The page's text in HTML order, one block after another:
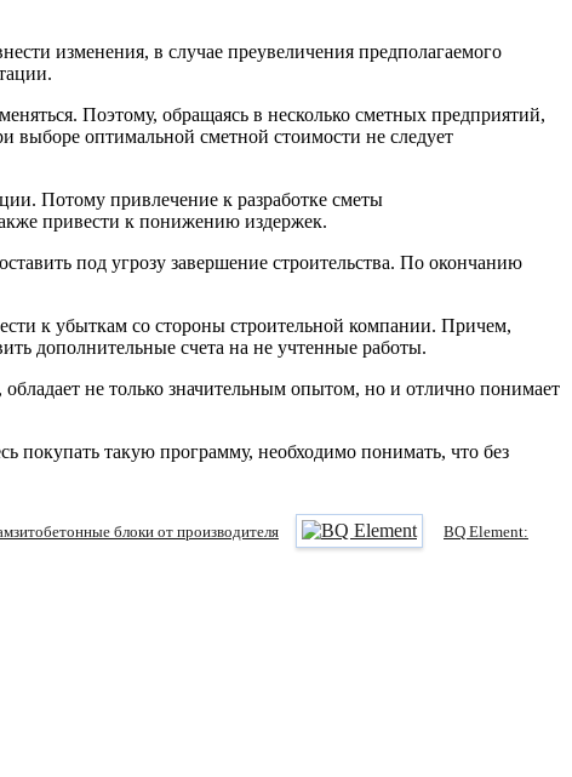
изменения, в случае преувеличения предполагаемого
Поэтому, обращаясь в несколько сметных предприятий,
выборе оптимальной сметной стоимости не следует
Потому привлечение к разработке сметы
привести к понижению издержек.
под угрозу завершение строительства. По окончанию
к убыткам со стороны строительной компании. Причем,
дополнительные счета на не учтенные работы.
не только значительным опытом, но и отлично понимает
покупать такую программу, необходимо понимать, что без
блоки от производителя BQ Element: